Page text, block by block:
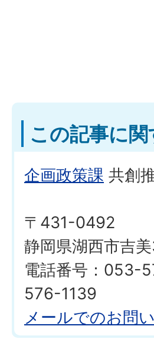
この記事に
企画政策課 共創
〒431-0492
静岡県湖西市吉
電話番号：053-
576-1139
メールでのお問